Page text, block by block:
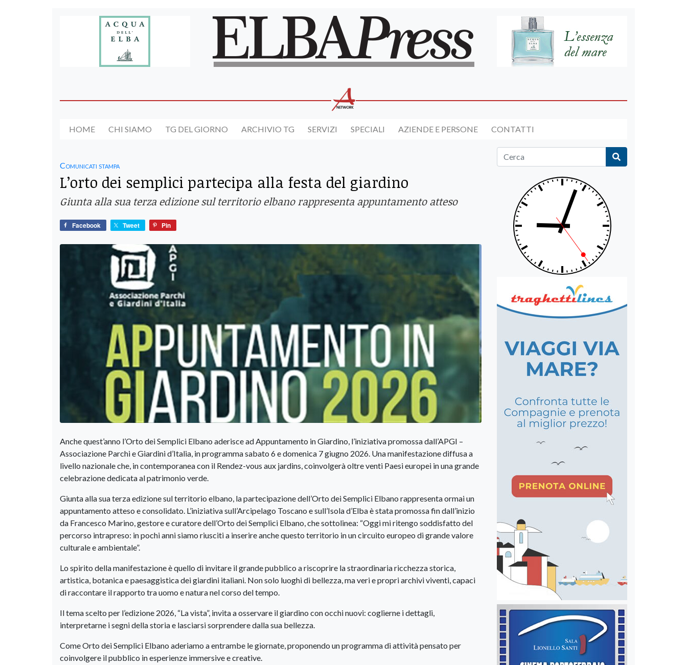
HOME CHI SIAMO TG DEL GIORNO ARCHIVIO TG SERVIZI SPECIALI AZIENDE E PERSONE CONTATTI
Comunicati stampa
L’orto dei semplici partecipa alla festa del giardino
Giunta alla sua terza edizione sul territorio elbano rappresenta appuntamento atteso
Facebook Tweet Pin
Anche quest’anno l’Orto dei Semplici Elbano aderisce ad Appuntamento in Giardino, l’iniziativa promossa dall’APGI –
Associazione Parchi e Giardini d’Italia, in programma sabato 6 e domenica 7 giugno 2026. Una manifestazione diffusa a
livello nazionale che, in contemporanea con il Rendez-vous aux jardins, coinvolgerà oltre venti Paesi europei in una grande
celebrazione dedicata al patrimonio verde.
Giunta alla sua terza edizione sul territorio elbano, la partecipazione dell’Orto dei Semplici Elbano rappresenta ormai un
appuntamento atteso e consolidato. L’iniziativa sull’Arcipelago Toscano e sull’Isola d’Elba è stata promossa fin dall’inizio
da Francesco Marino, gestore e curatore dell’Orto dei Semplici Elbano, che sottolinea: “Oggi mi ritengo soddisfatto del
percorso intrapreso: in pochi anni siamo riusciti a inserire anche questo territorio in un circuito europeo di grande valore
culturale e ambientale”.
Lo spirito della manifestazione è quello di invitare il grande pubblico a riscoprire la straordinaria ricchezza storica,
artistica, botanica e paesaggistica dei giardini italiani. Non solo luoghi di bellezza, ma veri e propri archivi viventi, capaci
di raccontare il rapporto tra uomo e natura nel corso del tempo.
Il tema scelto per l’edizione 2026, “La vista”, invita a osservare il giardino con occhi nuovi: coglierne i dettagli,
interpretarne i segni della storia e lasciarsi sorprendere dalla sua bellezza.
Come Orto dei Semplici Elbano aderiamo a entrambe le giornate, proponendo un programma di attività pensato per
coinvolgere il pubblico in esperienze immersive e creative.